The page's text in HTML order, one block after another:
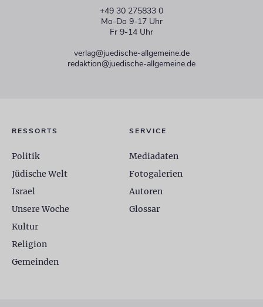
+49 30 275833 0
Mo-Do 9-17 Uhr
Fr 9-14 Uhr
verlag@juedische-allgemeine.de
redaktion@juedische-allgemeine.de
RESSORTS
Politik
Jüdische Welt
Israel
Unsere Woche
Kultur
Religion
Gemeinden
SERVICE
Mediadaten
Fotogalerien
Autoren
Glossar